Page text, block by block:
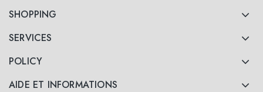
SHOPPING
SERVICES
POLICY
AIDE ET INFORMATIONS